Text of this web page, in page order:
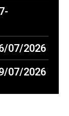
07/2026
07/2026